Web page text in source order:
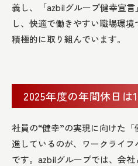
義し、「azbilグループ健幸宣
し、快適で働きやすい職場環
積極的に取り組んでいます。
2025年度の年間休日は
社員の“健幸”の実現に向けた
進しているのが、ワークライ
です。azbilグループでは、会